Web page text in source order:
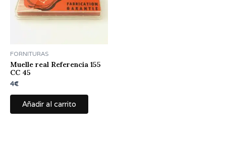
FORNITURAS
Muelle real Referencia 155
CC 45
4€
Añadir al carrito